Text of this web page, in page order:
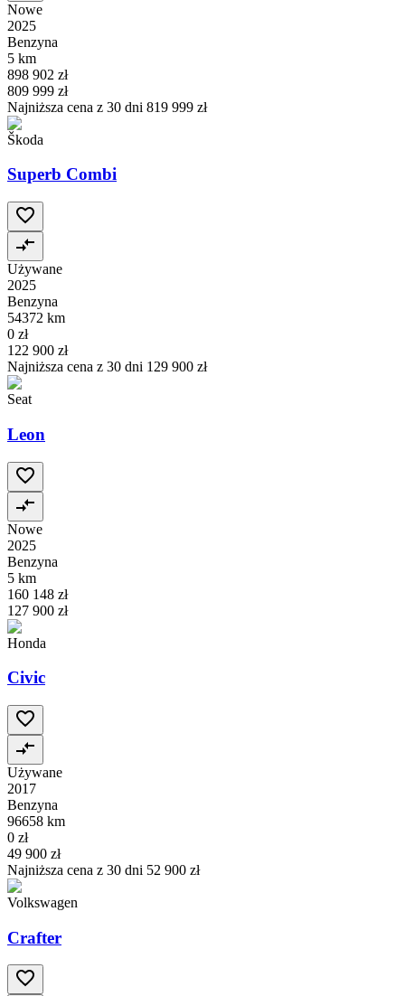
Nowe
2025
Benzyna
5 km
898 902 zł
809 999 zł
Najniższa cena z 30 dni 819 999 zł
Škoda
Superb Combi
Używane
2025
Benzyna
54372 km
0 zł
122 900 zł
Najniższa cena z 30 dni 129 900 zł
Seat
Leon
Nowe
2025
Benzyna
5 km
160 148 zł
127 900 zł
Honda
Civic
Używane
2017
Benzyna
96658 km
0 zł
49 900 zł
Najniższa cena z 30 dni 52 900 zł
Volkswagen
Crafter